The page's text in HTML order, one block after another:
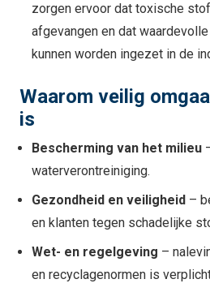
zorgen ervoor dat toxische
afgevangen en dat
kunnen worden ingezet in de
Waarom veilig
is
Bescherming van het milieu
waterverontreiniging.
Gezondheid en veiligheid –
en klanten tegen schadelijke
Wet- en regelgeving –
en recyclagenormen is